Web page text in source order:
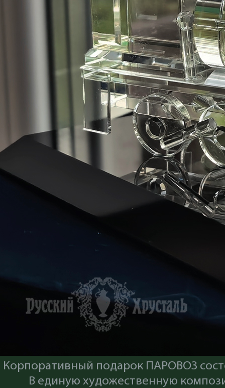
Корпоративный подарок ПАРОВОЗ
В единую художественную